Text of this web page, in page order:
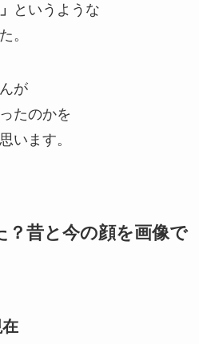
というような
。
が
たのかを
います。
？昔と今の顔を画像で